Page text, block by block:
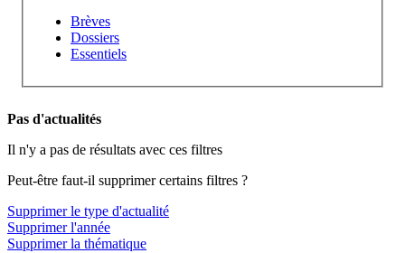
Brèves
Dossiers
Essentiels
Pas d'actualités
Il n'y a pas de résultats avec ces filtres
Peut-être faut-il supprimer certains filtres ?
Supprimer le type d'actualité
Supprimer l'année
Supprimer la thématique